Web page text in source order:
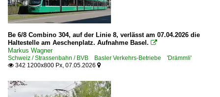
Be 6/8 Combino 304, auf der Linie 8, verlässt am 07.04.2026 die
Haltestelle am Aeschenplatz. Aufnahme Basel. 
Markus Wagner
Schweiz / Strassenbahn / BVB Basler Verkehrs-Betriebe 'Drämmli'
 342 1200x800 Px, 07.05.2026 